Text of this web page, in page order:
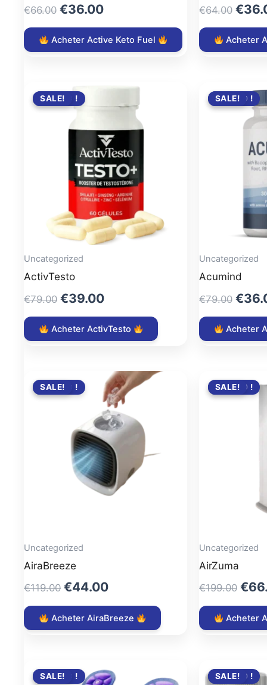
€66.00 Original
price
was:
€66.00.
€36.00Current
price
is:
€36.00.
Acheter Active Keto Fuel
€64.00
price
was:
€
Acheter
PROMO !
SALE!
Uncategorized
ActivTesto
€79.00 Original
price
was:
€79.00.
€39.00Current
price
is:
€39.00.
Acheter ActivTesto
PROMO !
SALE!
Uncategorized
Acumind
€79.00
price
was:
€
Acheter
PROMO !
SALE!
Uncategorized
AiraBreeze
€119.00 Original
price
was:
€119.00.
€44.00Current
price
is:
€44.00.
Acheter AiraBreeze
PROMO !
SALE!
Uncategorized
AirZuma
€199.00 €
Acheter
PROMO !
SALE! PROMO !
SALE!